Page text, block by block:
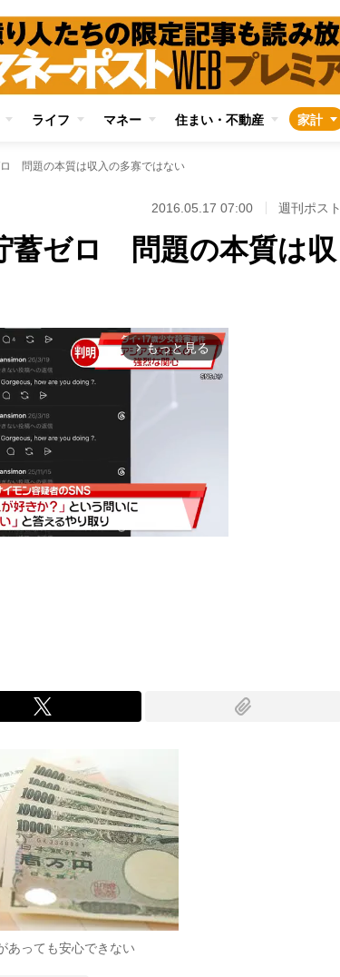
ライフ マネー 住まい・不動産 家計
問題の本質は収入の多寡ではない
2016.05.17 07:00 週刊ポスト
蓄ゼロ 問題の本質は収
arrow_forward_ios もっと見る
あっても安心できない